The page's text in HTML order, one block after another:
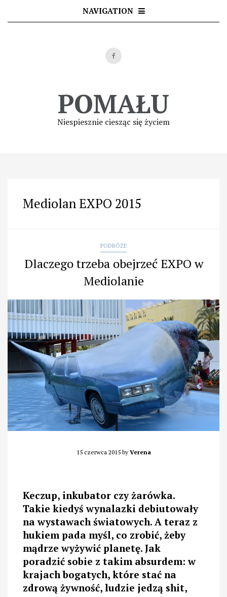
NAVIGATION
POMAŁU
Niespiesznie ciesząc się życiem
Mediolan EXPO 2015
PODRÓŻE
Dlaczego trzeba obejrzeć EXPO w
Mediolanie
15 czerwca 2015by Verena
Keczup, inkubator czy żarówka.
Takie kiedyś wynalazki debiutowały
na wystawach światowych. A teraz z
hukiem pada myśl, co zrobić, żeby
mądrze wyżywić planetę. Jak
poradzić sobie z takim absurdem: w
krajach bogatych, które stać na
zdrową żywność, ludzie jedzą shit,